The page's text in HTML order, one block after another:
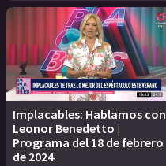
Implacables: Hablamos con
Leonor Benedetto |
Programa del 18 de febrero
de 2024